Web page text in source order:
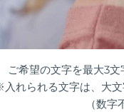
ご希望の文字を最大3文
れられる文字は、大文
（数字